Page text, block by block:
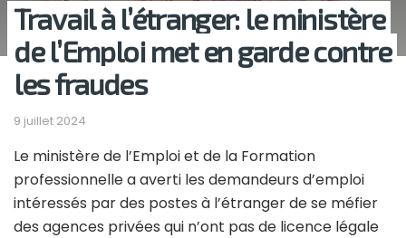
Travail à l’étranger: le ministère
de l’Emploi met en garde contre
les fraudes
9 juillet 2024
Le ministère de l’Emploi et de la Formation
professionnelle a averti les demandeurs d’emploi
intéressés par des postes à l’étranger de se méfier
des agences privées qui n’ont pas de licence légale